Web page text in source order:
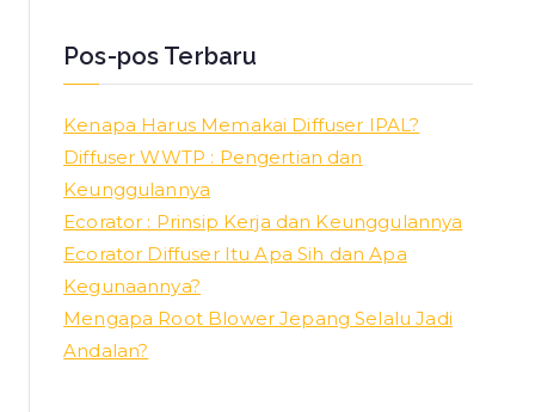
Pos-pos Terbaru
Kenapa Harus Memakai Diffuser IPAL?
Diffuser WWTP : Pengertian dan
Keunggulannya
Ecorator : Prinsip Kerja dan Keunggulannya
Ecorator Diffuser Itu Apa Sih dan Apa
Kegunaannya?
Mengapa Root Blower Jepang Selalu Jadi
Andalan?